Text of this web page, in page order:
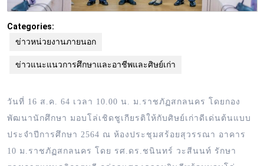
Categories:
ข่าวหน่วยงานภายนอก
ข่าวแนะแนวการศึกษาและอาชีพและศิษย์เก่า
วันที่ 16 ส.ค. 64 เวลา 10.00 น. ม.ราชภัฏสกลนคร โดยกอง
พัฒนานักศึกษา มอบโล่เชิดชูเกียรติให้กับศิษย์เก่าดีเด่นต้นแบบ
ประจำปีการศึกษา 2564 ณ ห้องประชุมสร้อยสุวรรณา อาคาร
10 ม.ราชภัฏสกลนคร โดย รศ.ดร.ชนินทร์ วะสีนนท์ รักษา